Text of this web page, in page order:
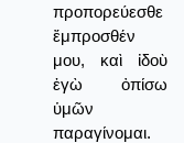
προπορεύεσθε
ἔμπροσθέν
μου, καὶ ἰδοὺ
ἐγὼ ὀπίσω
ὑμῶν
παραγίνομαι.